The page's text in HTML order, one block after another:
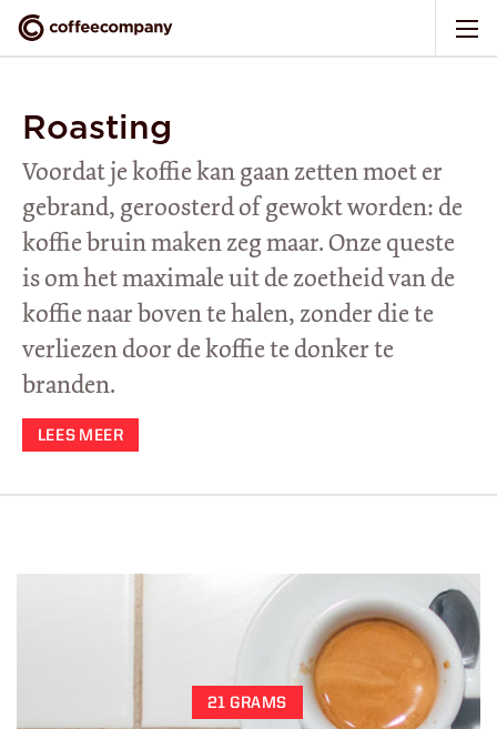
Roasting
Voordat je koffie kan gaan zetten moet er
gebrand, geroosterd of gewokt worden: de
koffie bruin maken zeg maar. Onze queste
is om het maximale uit de zoetheid van de
koffie naar boven te halen, zonder die te
verliezen door de koffie te donker te
branden.
LEES MEER
21 GRAMS